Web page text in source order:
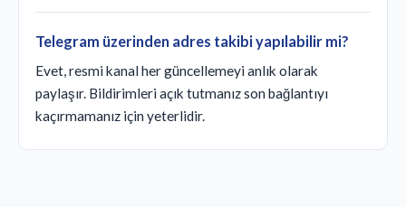
Telegram üzerinden adres takibi yapılabilir mi?
Evet, resmi kanal her güncellemeyi anlık olarak
paylaşır. Bildirimleri açık tutmanız son bağlantıyı
kaçırmamanız için yeterlidir.